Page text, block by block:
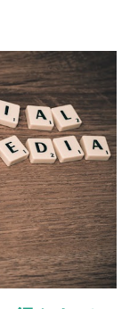
て「家族からの
記録されていた。
生は、実数で６６
大学生にとって
、はるかに、死に
た。 個人的に、い
いう行為をしたこ
きないのだが、
とは相当のプレッ
のほうは、後半が